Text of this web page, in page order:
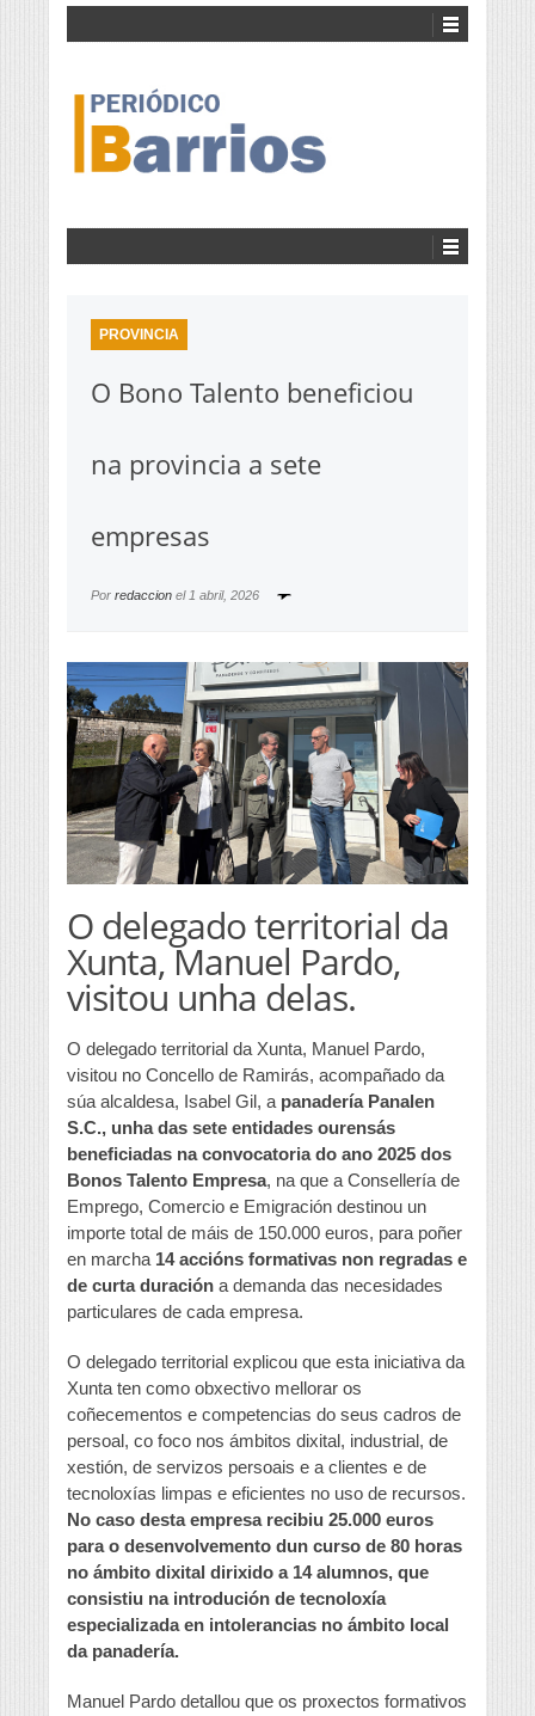
PROVINCIA
O Bono Talento beneficiou
na provincia a sete
empresas
Por redaccion el 1 abril, 2026
O delegado territorial da
Xunta, Manuel Pardo,
visitou unha delas.
O delegado territorial da Xunta, Manuel Pardo,
visitou no Concello de Ramirás, acompañado da
súa alcaldesa, Isabel Gil, a panadería Panalen
S.C., unha das sete entidades ourensás
beneficiadas na convocatoria do ano 2025 dos
Bonos Talento Empresa, na que a Consellería de
Emprego, Comercio e Emigración destinou un
importe total de máis de 150.000 euros, para poñer
en marcha 14 accións formativas non regradas e
de curta duración a demanda das necesidades
particulares de cada empresa.
O delegado territorial explicou que esta iniciativa da
Xunta ten como obxectivo mellorar os
coñecementos e competencias do seus cadros de
persoal, co foco nos ámbitos dixital, industrial, de
xestión, de servizos persoais e a clientes e de
tecnoloxías limpas e eficientes no uso de recursos.
No caso desta empresa recibiu 25.000 euros
para o desenvolvemento dun curso de 80 horas
no ámbito dixital dirixido a 14 alumnos, que
consistiu na introdución de tecnoloxía
especializada en intolerancias no ámbito local
da panadería.
Manuel Pardo detallou que os proxectos formativos